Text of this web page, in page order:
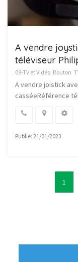
A vendre
téléviseur
09-TV et Vidéo Bouton
A vendre joistick
casséeRéférence
Publié: 21/01/2023
1